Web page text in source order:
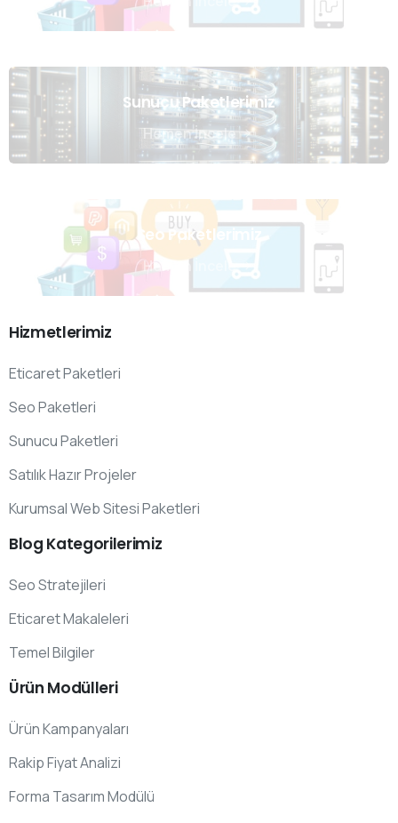
Sunucu Paketlerimiz
Hemen İncele
Seo Paketlerimiz
Hemen İncele
Hizmetlerimiz
Eticaret Paketleri
Seo Paketleri
Sunucu Paketleri
Satılık Hazır Projeler
Kurumsal Web Sitesi Paketleri
Blog Kategorilerimiz
Seo Stratejileri
Eticaret Makaleleri
Temel Bilgiler
Ürün Modülleri
Ürün Kampanyaları
Rakip Fiyat Analizi
Forma Tasarım Modülü